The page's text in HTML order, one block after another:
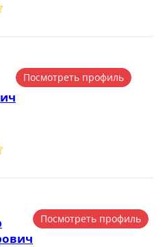
Посмотреть профиль
Посмотреть профиль